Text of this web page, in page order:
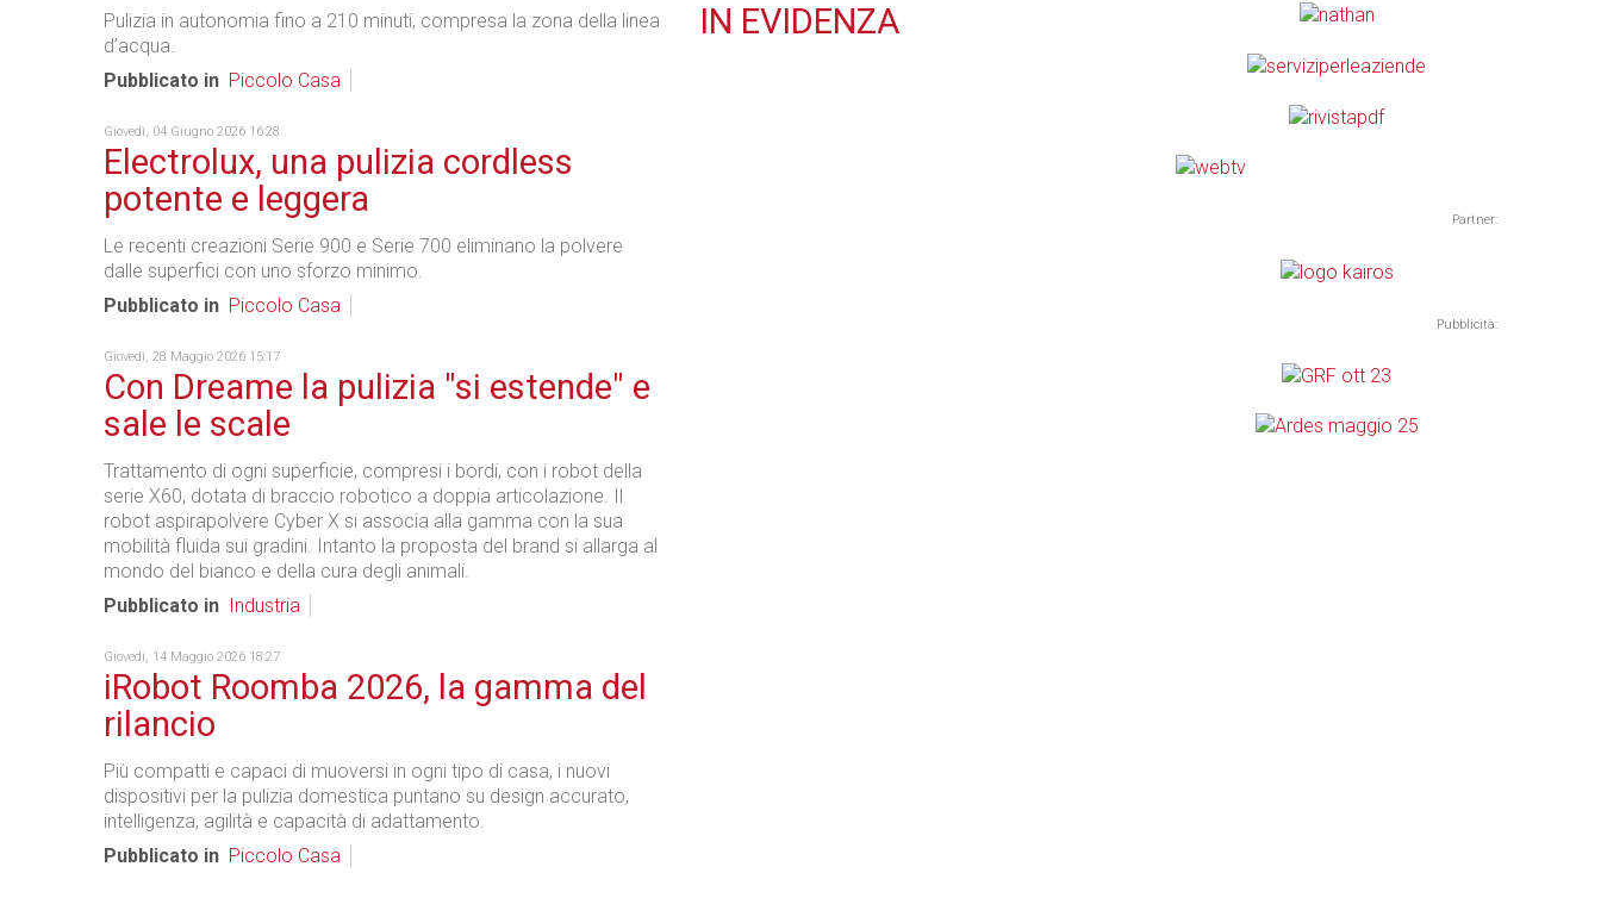
Pulizia in autonomia fino a 210 minuti, compresa la zona della linea
d’acqua.
Pubblicato in Piccolo Casa
Giovedì, 04 Giugno 2026 16:28
Electrolux, una pulizia cordless
potente e leggera
Le recenti creazioni Serie 900 e Serie 700 eliminano la polvere
dalle superfici con uno sforzo minimo.
Pubblicato in Piccolo Casa
Giovedì, 28 Maggio 2026 15:17
Con Dreame la pulizia "si estende" e
sale le scale
Trattamento di ogni superficie, compresi i bordi, con i robot della
serie X60, dotata di braccio robotico a doppia articolazione. Il
robot aspirapolvere Cyber X si associa alla gamma con la sua
mobilità fluida sui gradini. Intanto la proposta del brand si allarga al
mondo del bianco e della cura degli animali.
Pubblicato in
Industria
Giovedì, 14 Maggio 2026 18:27
iRobot Roomba 2026, la gamma del
rilancio
Più compatti e capaci di muoversi in ogni tipo di casa, i nuovi
dispositivi per la pulizia domestica puntano su design accurato,
intelligenza, agilità e capacità di adattamento.
Pubblicato in Piccolo Casa
IN EVIDENZA
Partner:
Pubblicità: